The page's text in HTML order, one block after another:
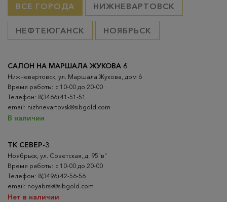
ВСЕ ГОРОДА НИЖНЕВАРТОВСК
НЕФТЕЮГАНСК НОЯБРЬСК
ТК СЕВЕР-3
Ноябрьск, ул. Советская, д. 95"в"
Время работы: с 10-00 до 20-00
Телефон: 8(3496) 42-56-56
email: noyabrsk@sibgold.com
Нет в наличии
САЛОН НА МАРШАЛА ЖУКОВА 6
Нижневартовск, ул. Маршала Жукова, дом 6
Время работы: с 10-00 до 20-00
Телефон: 8(3466) 41-51-51
email: nizhnevartovsk@sibgold.com
В наличии